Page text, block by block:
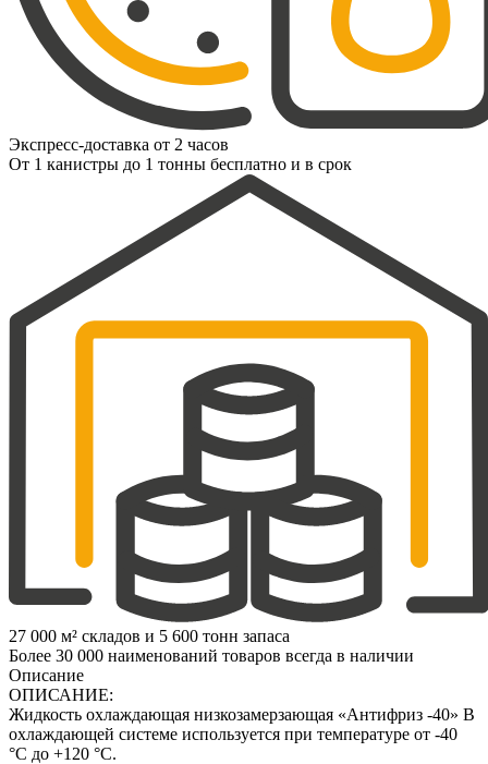
Экспресс-доставка от 2 часов
От 1 канистры до 1 тонны бесплатно и в срок
27 000 м² складов и 5 600 тонн запаса
Более 30 000 наименований товаров всегда в наличии
Описание
ОПИСАНИЕ:
Жидкость охлаждающая низкозамерзающая «Антифриз -40» В
охлаждающей системе используется при температуре от -40
°С до +120 °С.